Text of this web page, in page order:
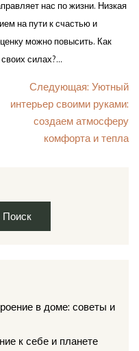
нас по жизни. Низкая
на пути к счастью и
можно повысить. Как
силах?...
Следующая: Уютный
интерьер своими руками:
создаем атмосферу
комфорта и тепла
Поиск
в доме: советы и
к себе и планете